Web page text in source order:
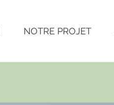
NOTRE PROJET